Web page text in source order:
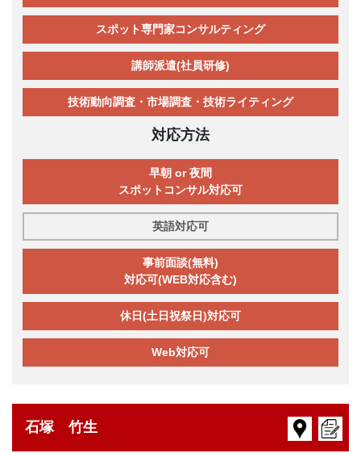
スポット専門家コンサルティング
講師派遣(社員研修)
技術動向調査・市場調査・技術ライティング
対応方法
早朝 or 夜間
スポットコンサル対応可
英語対応可
事前面談(無料)
対応可(WEB対応含む)
休日(土日祝祭日)対応可
Web対応可
石塚 竹生